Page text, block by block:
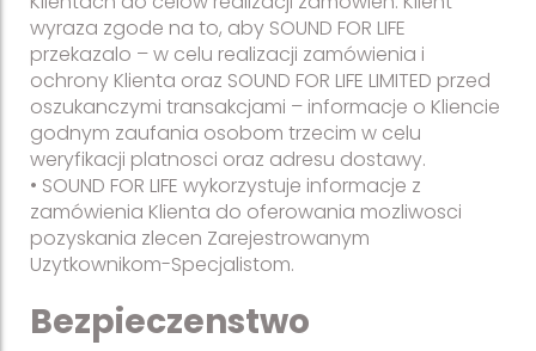
wyraza zgode na to, aby SOUND FOR LIFE
przekazalo – w celu realizacji zamówienia i
ochrony Klienta oraz SOUND FOR LIFE LIMITED przed
oszukanczymi transakcjami – informacje o Kliencie
godnym zaufania osobom trzecim w celu
weryfikacji platnosci oraz adresu dostawy.
• SOUND FOR LIFE wykorzystuje informacje z
zamówienia Klienta do oferowania mozliwosci
pozyskania zlecen Zarejestrowanym
Uzytkownikom-Specjalistom.
Bezpieczenstwo